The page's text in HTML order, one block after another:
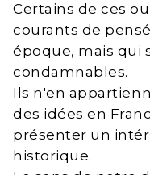
Certains de ces
courants de
époque, mais qui
condamnables.
Ils n'en
des idées en
présenter un
historique.